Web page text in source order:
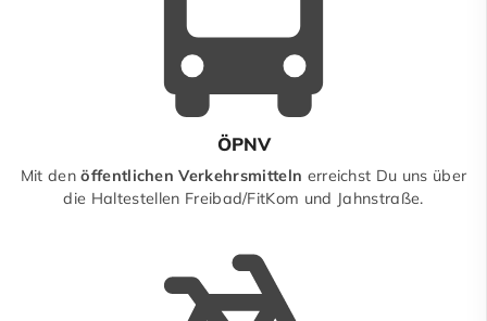
ÖPNV
Mit denöffentlichen Verkehrsmitteln erreichst Du uns über
die Haltestellen Freibad/FitKom und Jahnstraße.